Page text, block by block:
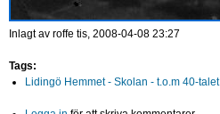
Inlagt av roffe tis, 2008-04-08 23:27
Tags:
Lidingö Hemmet - Skolan - t.o.m 40-talet